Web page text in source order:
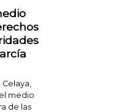
medio
de las